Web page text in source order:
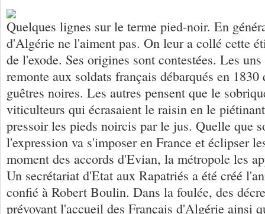
Quelques lignes sur le terme pied-noir. En
d'Algérie ne l'aiment pas. On leur a collé cette
de l'exode. Ses origines sont contestées. Les
remonte aux soldats français débarqués en
guêtres noires. Les autres pensent que le
viticulteurs qui écrasaient le raisin en le
pressoir les pieds noircis par le jus. Quelle que
l'expression va s'imposer en France et éclipser
moment des accords d'Evian, la métropole les
Un secrétariat d'Etat aux Rapatriés a été créé
confié à Robert Boulin. Dans la foulée, des
prévoyant l'accueil des Français d'Algérie ainsi